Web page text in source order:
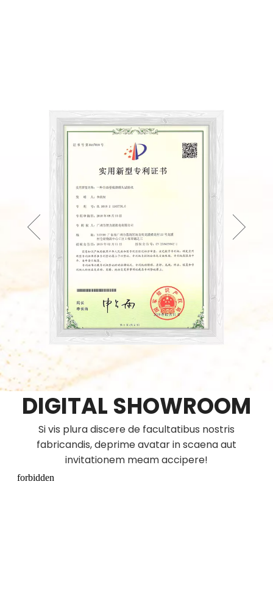
DIGITAL SHOWROOM
Si vis plura discere de facultatibus nostris
fabricandis, deprime avatar in scaena aut
invitationem meam accipere!